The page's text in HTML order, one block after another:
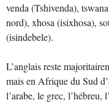
venda (Tshivenda),
nord), xhosa (isixhosa),
(isindebele).
L’anglais reste
mais en Afrique du Sud
l’arabe, le grec,